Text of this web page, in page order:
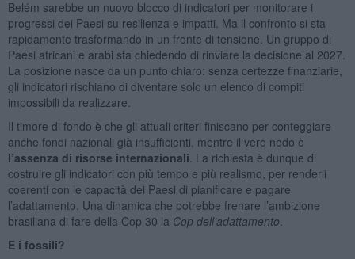
Belém sarebbe un nuovo blocco di indicatori per monitorare i
progressi dei Paesi su resilienza e impatti. Ma il confronto si sta
rapidamente trasformando in un fronte di tensione. Un gruppo di
Paesi africani e arabi sta chiedendo di rinviare la decisione al 2027.
La posizione nasce da un punto chiaro: senza certezze finanziarie,
gli indicatori rischiano di diventare solo un elenco di compiti
impossibili da realizzare.
Il timore di fondo è che gli attuali criteri finiscano per conteggiare
anche fondi nazionali già insufficienti, mentre il vero nodo è
l’assenza di risorse internazionali . La richiesta è dunque di
costruire gli indicatori con più tempo e più realismo, per renderli
coerenti con le capacità dei Paesi di pianificare e pagare
l’adattamento. Una dinamica che potrebbe frenare l’ambizione
brasiliana di fare della Cop 30 la Cop dell’adattamento
E i fossili?